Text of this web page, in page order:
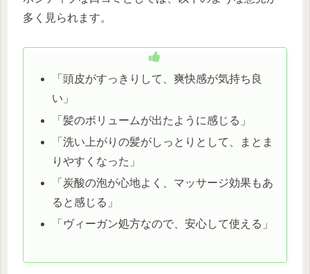
多く見られます。
「頭皮がすっきりして、爽快感が気持ち良
い」
「髪のボリュームが出たように感じる」
「洗い上がりの髪がしっとりとして、まとま
りやすくなった」
「炭酸の泡が心地よく、マッサージ効果もあ
ると感じる」
「ヴィーガン処方なので、安心して使える」